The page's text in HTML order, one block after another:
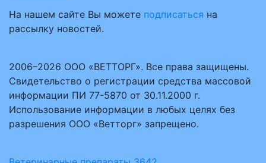
На нашем сайте Вы можете подписаться на
рассылку новостей.
2006–2026 ООО «ВЕТТОРГ». Все права защищены.
Свидетельство о регистрации средства массовой
информации ПИ 77-5870 от 30.11.2000 г.
Использование информации в любых целях без
разрешения ООО «Ветторг» запрещено.